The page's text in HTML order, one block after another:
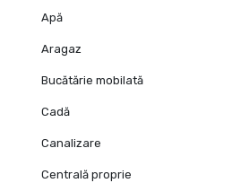
Apă
Aragaz
Bucătărie mobilată
Cadă
Canalizare
Centrală proprie